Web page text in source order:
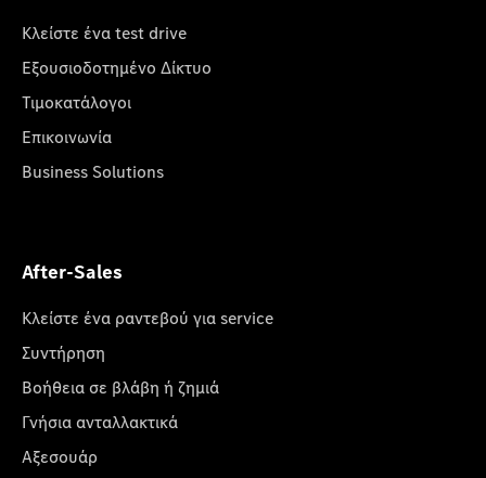
Κλείστε ένα test drive
Εξουσιοδοτημένο Δίκτυο
Τιμοκατάλογοι
Επικοινωνία
Business Solutions
After-Sales
Κλείστε ένα ραντεβού για service
Συντήρηση
Βοήθεια σε βλάβη ή ζημιά
Γνήσια ανταλλακτικά
Αξεσουάρ